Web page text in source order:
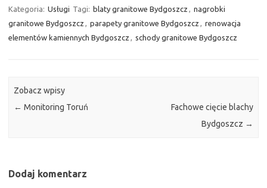
Kategoria: Usługi Tagi: blaty granitowe Bydgoszcz , nagrobki
granitowe Bydgoszcz , parapety granitowe Bydgoszcz , renowacja
elementów kamiennych Bydgoszcz , schody granitowe Bydgoszcz
Zobacz wpisy
← Monitoring Toruń
Fachowe cięcie blachy
Bydgoszcz →
Dodaj komentarz